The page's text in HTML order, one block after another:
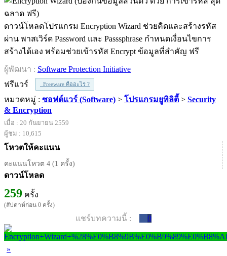
ดาวน์โหลดโปรแกรม Encryption Wizard ช่วยคิดและสร้างรหัส
ผ่าน พาสเวิร์ด Password และ Passsphrase กำหนดเงื่อนไขการ
สร้างได้เอง พร้อมช่วยเข้ารหัส Encrypt ข้อมูลที่สำคัญ ฟรี
ผู้พัฒนา : Software Protection Initiative
ฟรีแวร์
Freeware คืออะไร ?
หมวดหมู่ : ซอฟต์แวร์ (Software) > โปรแกรมยูทิลิตี้ > Security
& Encryption
เมื่อ : 20 กันยายน 2559
ผู้ชม : 10,615
โหวตให้คะแนน
คะแนนโหวต 4 (1 ครั้ง)
ดาวน์โหลด
259 ครั้ง
(สัปดาห์ก่อน 0 ครั้ง)
แชร์บทความนี้ : 0
»